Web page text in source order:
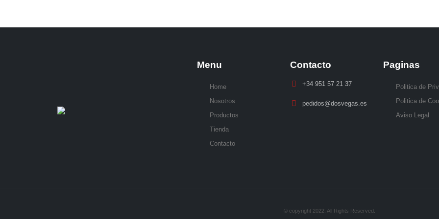
Menu
Home
Nosotros
Productos
Tienda
Contacto
Contacto
+34 951 57 21 37
pedidos@dosvegas.es
Paginas
Politica de
Politica de
Aviso Legal
© copyright 2022. All Rights Reserved.